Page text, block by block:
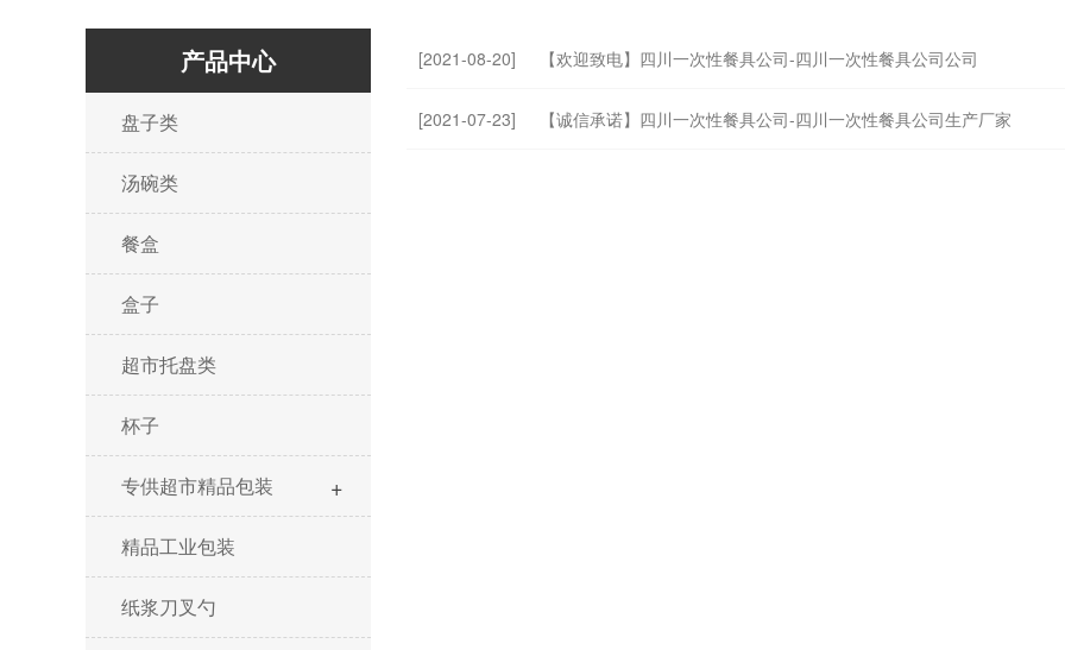
产品中心
盘子类
汤碗类
餐盒
盒子
超市托盘类
杯子
专供超市精品包装 +
精品工业包装
纸浆刀叉勺
[2021-08-20] 【欢迎致电】四川一次性餐具公司-四川一次性餐具公司公司
[2021-07-23] 【诚信承诺】四川一次性餐具公司-四川一次性餐具公司生产厂家